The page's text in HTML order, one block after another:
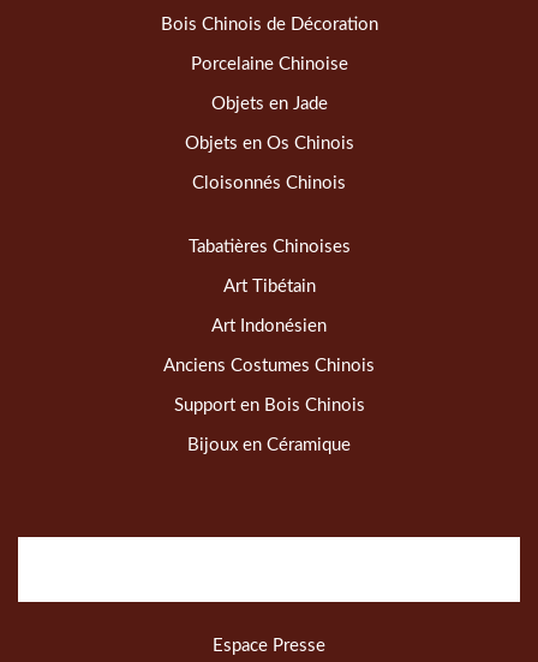
Bois Chinois de Décoration
Porcelaine Chinoise
Objets en Jade
Objets en Os Chinois
Cloisonnés Chinois
Tabatières Chinoises
Art Tibétain
Art Indonésien
Anciens Costumes Chinois
Support en Bois Chinois
Bijoux en Céramique
Espace Presse